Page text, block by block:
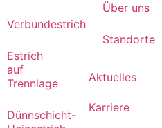
Verbundestrich
Estrich
auf
Trennlage
Dünnschicht-
Über uns
Standorte
Aktuelles
Karriere